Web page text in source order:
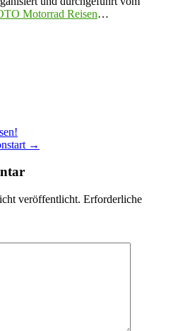
Motorrad Reisen…
→
veröffentlicht. Erforderliche